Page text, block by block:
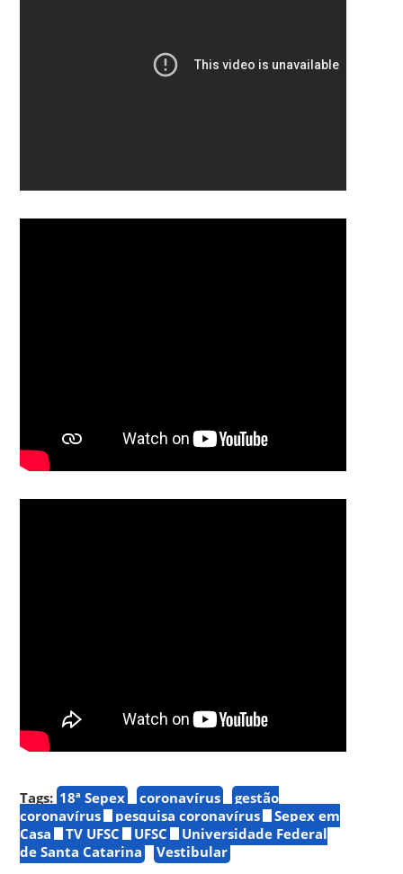
Tags: 18ª Sepex coronavírus
gestão
coronavírus
pesquisa coronavírus
Sepex em
Casa
TV UFSC UFSC
Universidade Federal
de Santa Catarina
Vestibular